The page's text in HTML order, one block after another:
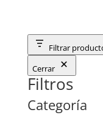
Filtrar
Cerrar
Filtros
Categoría